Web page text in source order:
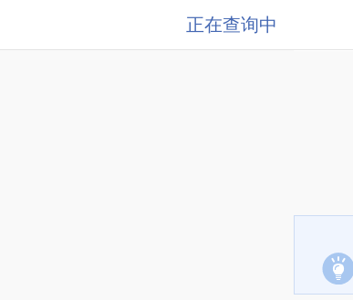
正在查询中